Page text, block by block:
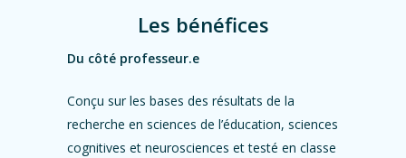
Les bénéfices
Du côté professeur.e
Conçu sur les bases des résultats de la
recherche en sciences de l’éducation, sciences
cognitives et neurosciences et testé en classe